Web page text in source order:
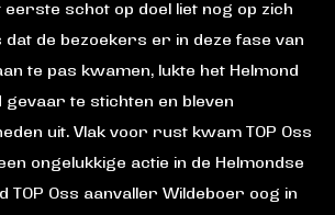
schot op doel liet nog op zich
dat de bezoekers er in deze fase van
te pas kwamen, lukte het Helmond
gevaar te stichten en bleven
uit. Vlak voor rust kwam TOP Oss
ongelukkige actie in de Helmondse
TOP Oss aanvaller Wildeboer oog in